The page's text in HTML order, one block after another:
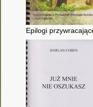
Epilogi